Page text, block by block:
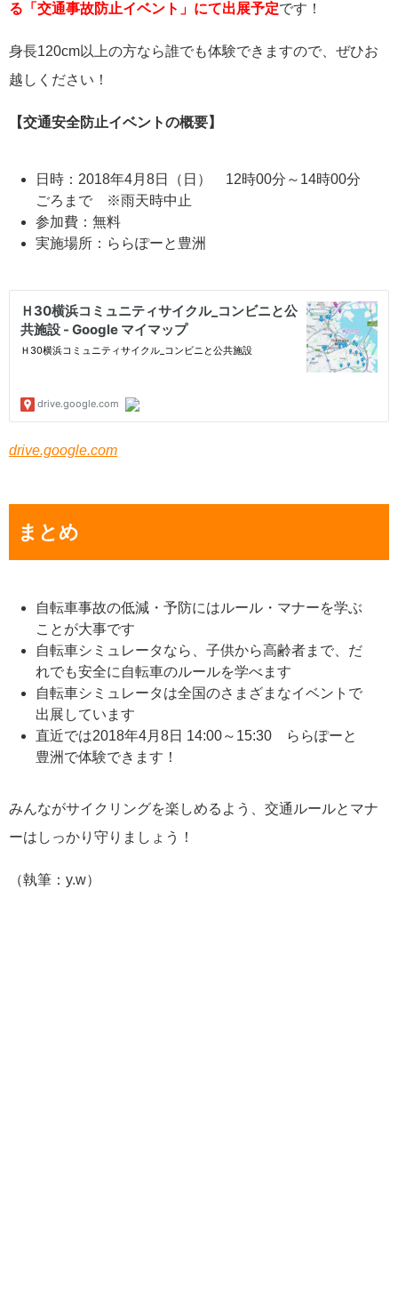
る「交通事故防止イベント」にて出展予定です！
身長120cm以上の方なら誰でも体験できますので、ぜひお
越しください！
【交通安全防止イベントの概要】
日時：2018年4月8日（日） 12時00分～14時00分
ごろまで ※雨天時中止
参加費：無料
実施場所：ららぽーと豊洲
drive.google.com
まとめ
自転車事故の低減・予防にはルール・マナーを学ぶ
ことが大事です
自転車シミュレータなら、子供から高齢者まで、だ
れでも安全に自転車のルールを学べます
自転車シミュレータは全国のさまざまなイベントで
出展しています
直近では2018年4月8日 14:00～15:30 ららぽーと
豊洲で体験できます！
みんながサイクリングを楽しめるよう、交通ルールとマナ
ーはしっかり守りましょう！
（執筆：y.w）